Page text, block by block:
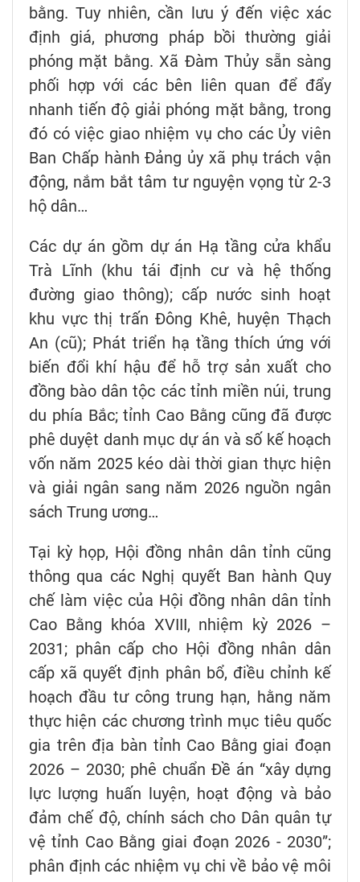
bằng. Tuy nhiên, cần lưu ý đến việc xác
định giá, phương pháp bồi thường giải
phóng mặt bằng. Xã Đàm Thủy sẵn sàng
phối hợp với các bên liên quan để đẩy
nhanh tiến độ giải phóng mặt bằng, trong
đó có việc giao nhiệm vụ cho các Ủy viên
Ban Chấp hành Đảng ủy xã phụ trách vận
động, nắm bắt tâm tư nguyện vọng từ 2-3
hộ dân…
Các dự án gồm dự án Hạ tầng cửa khẩu
Trà Lĩnh (khu tái định cư và hệ thống
đường giao thông); cấp nước sinh hoạt
khu vực thị trấn Đông Khê, huyện Thạch
An (cũ); Phát triển hạ tầng thích ứng với
biến đổi khí hậu để hỗ trợ sản xuất cho
đồng bào dân tộc các tỉnh miền núi, trung
du phía Bắc; tỉnh Cao Bằng cũng đã được
phê duyệt danh mục dự án và số kế hoạch
vốn năm 2025 kéo dài thời gian thực hiện
và giải ngân sang năm 2026 nguồn ngân
sách Trung ương…
Tại kỳ họp, Hội đồng nhân dân tỉnh cũng
thông qua các Nghị quyết Ban hành Quy
chế làm việc của Hội đồng nhân dân tỉnh
Cao Bằng khóa XVIII, nhiệm kỳ 2026 –
2031; phân cấp cho Hội đồng nhân dân
cấp xã quyết định phân bổ, điều chỉnh kế
hoạch đầu tư công trung hạn, hằng năm
thực hiện các chương trình mục tiêu quốc
gia trên địa bàn tỉnh Cao Bằng giai đoạn
2026 – 2030; phê chuẩn Đề án “xây dựng
lực lượng huấn luyện, hoạt động và bảo
đảm chế độ, chính sách cho Dân quân tự
vệ tỉnh Cao Bằng giai đoạn 2026 - 2030”;
phân định các nhiệm vụ chi về bảo vệ môi